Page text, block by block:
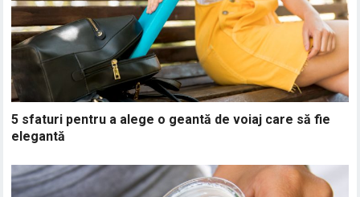
5 sfaturi pentru a alege o geantă de voiaj care să fie
elegantă